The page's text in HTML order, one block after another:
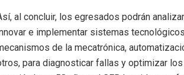
al concluir, los egresados podrán
e implementar sistemas
de la mecatrónica,
para diagnosticar fallas y optimizar